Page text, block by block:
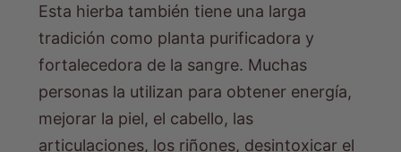
Esta hierba también tiene una larga
tradición como planta purificadora y
fortalecedora de la sangre. Muchas
personas la utilizan para obtener energía,
mejorar la piel, el cabello, las
articulaciones, los riñones, desintoxicar el